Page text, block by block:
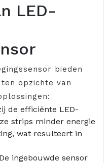
LED-
bieden
opzichte van
de efficiënte LED-
strips minder energie
wat resulteert in
De ingebouwde sensor